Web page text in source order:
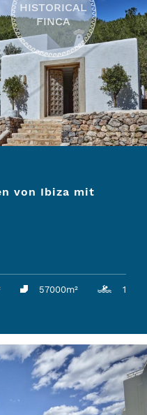
HISTORICAL
FINCA
von Ibiza mit
57000m² 1